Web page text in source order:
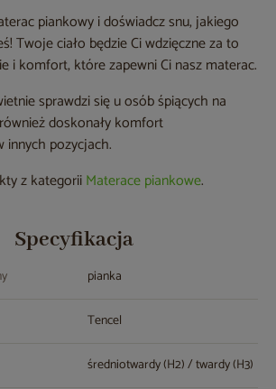
piankowy i doświadcz snu, jakiego
Twoje ciało będzie Ci wdzięczne za to
i komfort, które zapewni Ci nasz materac.
sprawdzi się u osób śpiących na
doskonały komfort
pozycjach.
z kategoriiMaterace piankowe.
Specyfikacja
pianka
Tencel
średniotwardy (H2) / twardy (H3)